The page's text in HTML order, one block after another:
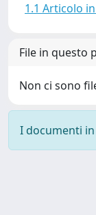
1.1 Articolo
File in questo
Non ci sono
I documenti